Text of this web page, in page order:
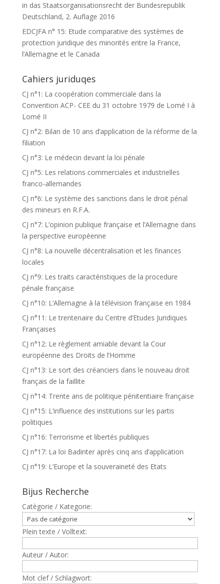
in das Staatsorganisationsrecht der Bundesrepublik
Deutschland, 2. Auflage 2016
EDCJFA n° 15: Etude comparative des systèmes de
protection juridique des minorités entre la France,
l’Allemagne et le Canada
Cahiers juriduqes
CJ n°1: La coopération commerciale dans la
Convention ACP- CEE du 31 octobre 1979 de Lomé I à
Lomé II
CJ n°2: Bilan de 10 ans d’application de la réforme de la
filiation
CJ n°3: Le médecin devant la loi pénale
CJ n°5: Les relations commerciales et industrielles
franco-allemandes
CJ n°6: Le système des sanctions dans le droit pénal
des mineurs en R.F.A.
CJ n°7: L’opinion publique française et l’Allemagne dans
la perspective européenne
CJ n°8: La nouvelle décentralisation et les finances
locales
CJ n°9: Les traits caractéristiques de la procedure
pénale française
CJ n°10: L’Allemagne à la télévision française en 1984
CJ n°11: Le trentenaire du Centre d’Etudes Juridiques
Françaises
CJ n°12: Le règlement amiable devant la Cour
européenne des Droits de l’Homme
CJ n°13: Le sort des créanciers dans le nouveau droit
français de la faillite
CJ n°14: Trente ans de politique pénitentiaire française
CJ n°15: L’influence des institutions sur les partis
politiques
CJ n°16: Terrorisme et libertés publiques
CJ n°17: La loi Badinter après cinq ans d’application
CJ n°19: L’Europe et la souveraineté des Etats
Bijus Recherche
Catègorie / Kategorie:
Plein texte / Volltext:
Auteur / Autor:
Mot clef / Schlagwort: